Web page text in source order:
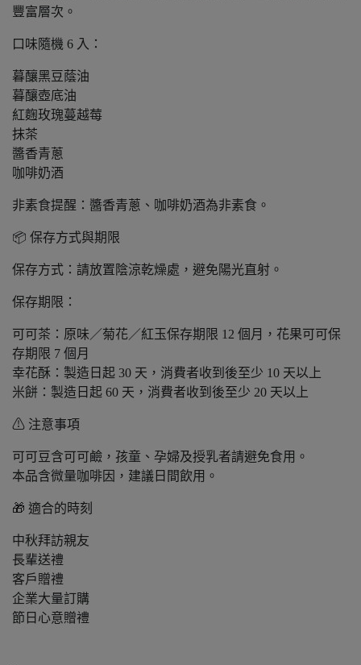
豐富層次。
口味隨機 6 入：
暮釀黑豆蔭油
暮釀壺底油
紅麴玫瑰蔓越莓
抹茶
醬香青蔥
咖啡奶酒
非素食提醒：醬香青蔥、咖啡奶酒為非素食。
📦 保存方式與期限
保存方式：請放置陰涼乾燥處，避免陽光直射。
保存期限：
可可茶：原味／菊花／紅玉保存期限 12 個月，花果可可保
存期限 7 個月
幸花酥：製造日起 30 天，消費者收到後至少 10 天以上
米餅：製造日起 60 天，消費者收到後至少 20 天以上
⚠ 注意事項
可可豆含可可鹼，孩童、孕婦及授乳者請避免食用。
本品含微量咖啡因，建議日間飲用。
🎁 適合的時刻
中秋拜訪親友
長輩送禮
客戶贈禮
企業大量訂購
節日心意贈禮